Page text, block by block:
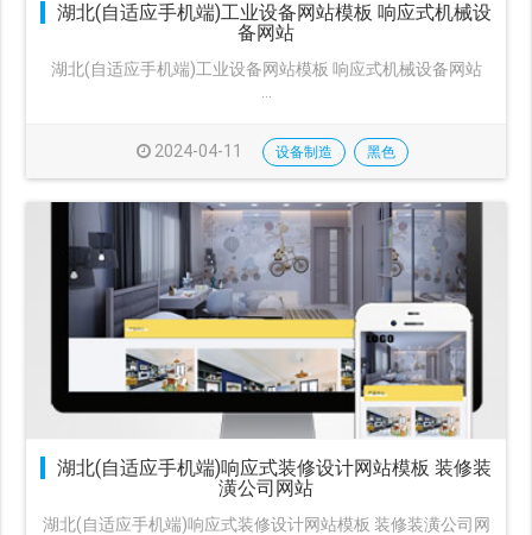
湖北(自适应手机端)工业设备网站模板 响应式机械设
备网站
湖北(自适应手机端)工业设备网站模板 响应式机械设备网站
···
2024-04-11 设备制造 黑色
湖北(自适应手机端)响应式装修设计网站模板 装修装
潢公司网站
湖北(自适应手机端)响应式装修设计网站模板 装修装潢公司网